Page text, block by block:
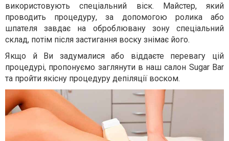
використовують спеціальний віск. Майстер, який
проводить процедуру, за допомогою ролика або
шпателя завдає на оброблювану зону спеціальний
склад, потім після застигання воску знімає його.
Якщо й Ви задумалися або віддаєте перевагу цій
процедурі, пропонуємо заглянути в наш салон Sugar Bar
та пройти якісну процедуру депіляції воском.